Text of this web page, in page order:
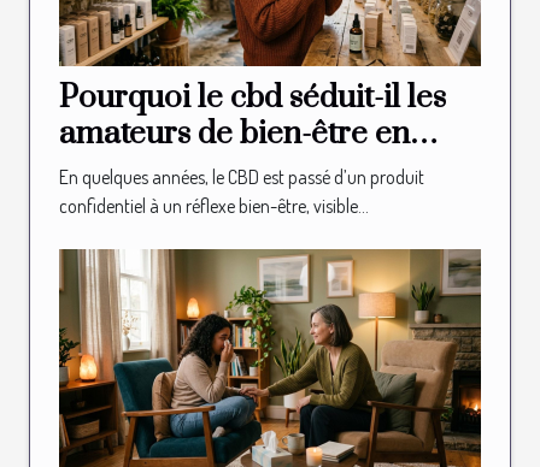
Pourquoi le cbd séduit-il les
amateurs de bien-être en
boutique spécialisée ?
En quelques années, le CBD est passé d’un produit
confidentiel à un réflexe bien-être, visible...